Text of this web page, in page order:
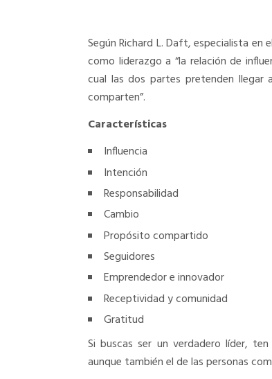
Según Richard L. Daft, especialista
como liderazgo a “la relación de
cual las dos partes pretenden llegar
comparten”.
Características
Influencia
Intención
Responsabilidad
Cambio
Propósito compartido
Seguidores
Emprendedor e innovador
Receptividad y comunidad
Gratitud
Si buscas ser un verdadero líder,
aunque también el de las personas